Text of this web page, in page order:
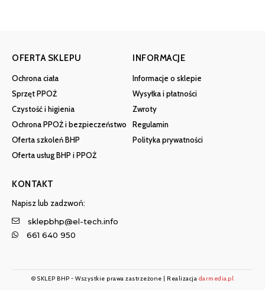
OFERTA SKLEPU
Ochrona ciała
Sprzęt PPOŻ
Czystość i higienia
Ochrona PPOŻ i bezpieczeństwo
Oferta szkoleń BHP
Oferta usług BHP i PPOŻ
INFORMACJE
Informacje o sklepie
Wysyłka i płatności
Zwroty
Regulamin
Polityka prywatności
KONTAKT
Napisz lub zadzwoń:
sklepbhp@el-tech.info
661 640 950
© SKLEP BHP - Wszystkie prawa zastrzeżone | Realizacja darmedia.pl